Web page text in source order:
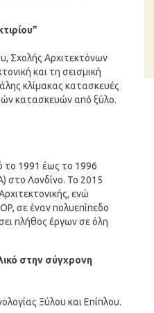
Σχολής Αρχιτεκτόνων
και τη σεισμική
κλίμακας κατασκευές
κατασκευών από ξύλο.
το 1991 έως το 1996
στο Λονδίνο. Το 2015
ενώ
σε έναν πολυεπίπεδο
πλήθος έργων σε όλη
στην σύγχρονη
Ξύλου και Επίπλου.